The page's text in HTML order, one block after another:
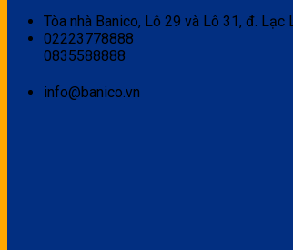
Tòa nhà Banico, Lô 29 và Lô 31, đ. Lạc
02223778888
0835588888
info@banico.vn